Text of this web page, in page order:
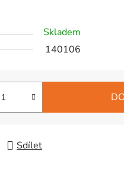
Skladem
140106
Sdílet